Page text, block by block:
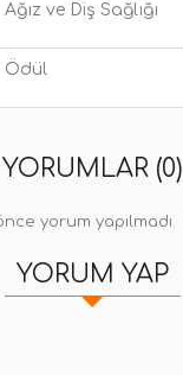
Ağız ve Diş Sağlığı
Ödül
YORUMLAR (0)
yorum yapılmadı.
YORUM YAP